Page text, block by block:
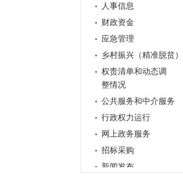
人事信息
财政资金
应急管理
乡村振兴（精准脱贫）
权责清单和动态调
整情况
公共服务和中介服务
行政权力运行
网上政务服务
招标采购
新闻发布